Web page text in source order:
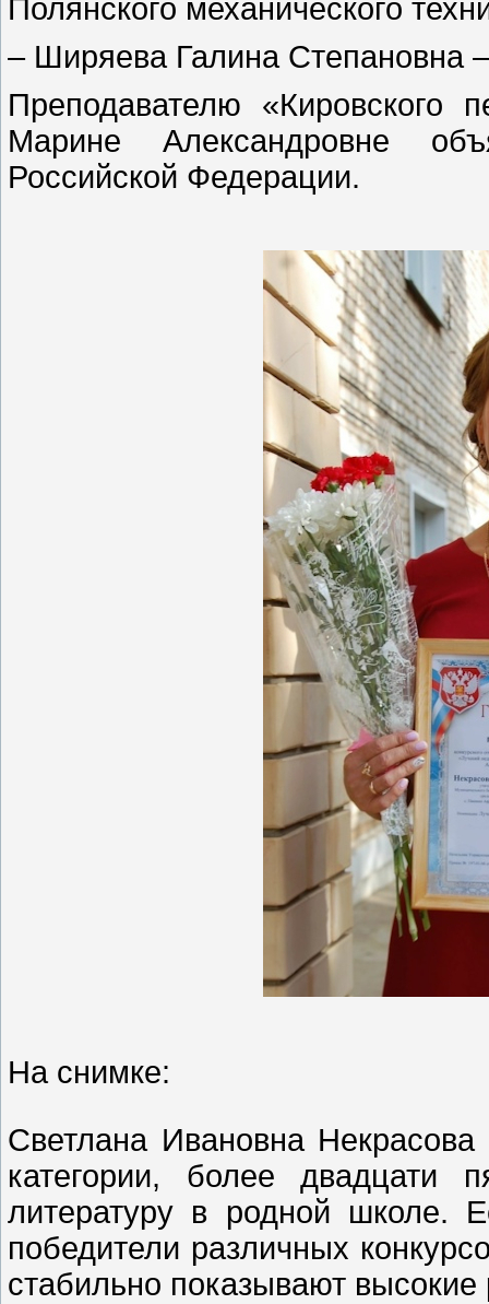
Полянского механического
– Ширяева Галина Степановна
Преподавателю «Кировского
Марине Александровне
Российской Федерации.
На снимке:
Светлана Ивановна
категории, более двадцати
литературу в родной школе.
победители различных
стабильно показывают высокие